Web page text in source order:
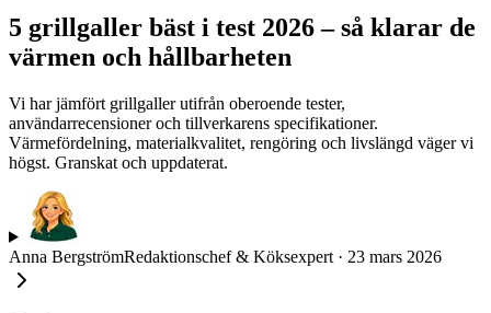
5 grillgaller bäst i test 2026 – så klarar de
värmen och hållbarheten
Vi har jämfört grillgaller utifrån oberoende tester,
användarrecensioner och tillverkarens specifikationer.
Värmefördelning, materialkvalitet, rengöring och livslängd väger vi
högst. Granskat och uppdaterat.
Anna BergströmRedaktionschef & Köksexpert · 23 mars 2026